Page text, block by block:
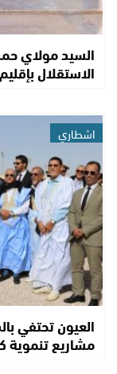
السيد مولاي
الاستقلال
اشطاري
مشاريع تنموية